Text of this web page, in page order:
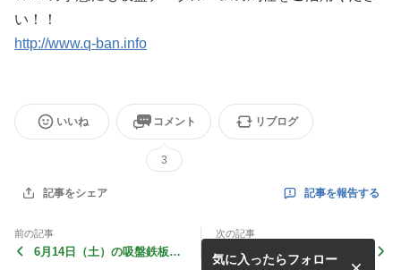
い！！
http://www.q-ban.info
いいね コメント
3
リブログ
記事をシェア 記事を報告する
前の記事
6月14日（土）の吸盤鉄板
次の記事
6月8日（日）の吸盤鉄板
馬・特選馬
気に入ったらフォロー